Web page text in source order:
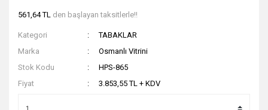
561,64 TL den başlayan taksitlerle!!
Kategori
TABAKLAR
Marka
Osmanlı Vitrini
Stok Kodu
HPS-865
Fiyat
3.853,55 TL + KDV